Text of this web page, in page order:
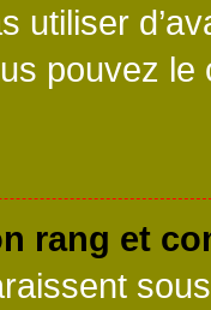
utiliser
pouvez
rang et